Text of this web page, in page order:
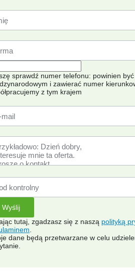
sprawdź numer telefonu: powinien
i zawierać numer
z tym krajem
tutaj, zgadzasz się z naszą polityką
dane będą przetwarzane w celu